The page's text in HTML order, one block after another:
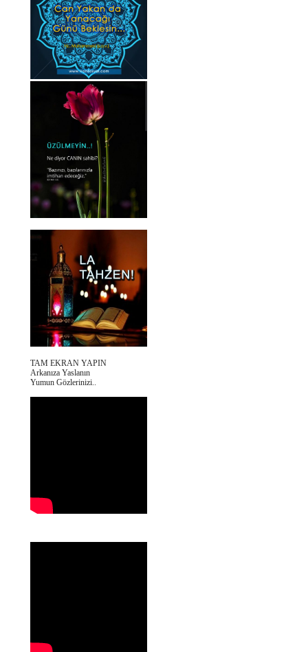
TAM EKRAN YAPIN
Arkanıza Yaslanın
Yumun Gözlerinizi..